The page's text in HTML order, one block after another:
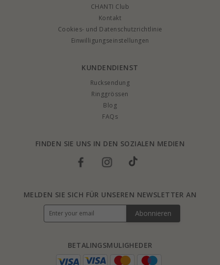
CHANTI Club
Kontakt
Cookies- und Datenschutzrichtlinie
Einwilligungseinstellungen
KUNDENDIENST
Rucksendung
Ringgrössen
Blog
FAQs
FINDEN SIE UNS IN DEN SOZIALEN MEDIEN
BETALINGSMULIGHEDER
MELDEN SIE SICH FÜR UNSEREN NEWSLETTER AN
Abonnieren